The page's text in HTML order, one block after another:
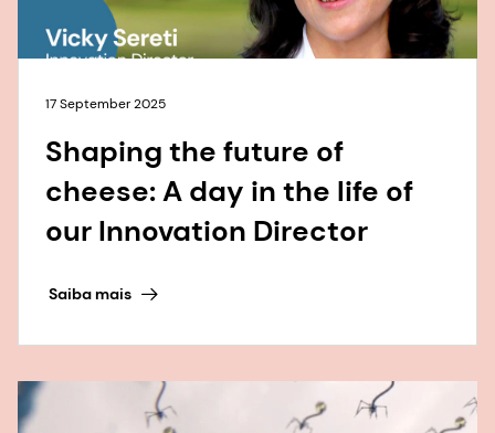
17 September 2025
Shaping the future of
cheese: A day in the life of
our Innovation Director
Saiba mais